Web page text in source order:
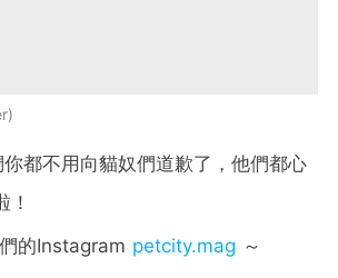
都不用向貓奴們道歉了，他們都心
！
的Instagram petcity.mag ～